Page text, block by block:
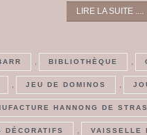
LIRE LA SUITE ....
BIBLIOTHÈQUE
JEU DE DOMINOS
HANNONG DE
DÉCORATIFS VAISSELLE